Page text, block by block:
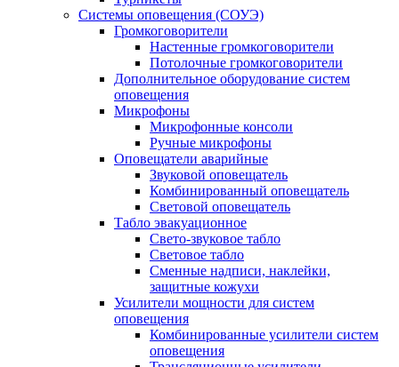
Системы оповещения (СОУЭ)
Громкоговорители
Настенные громкоговорители
Потолочные громкоговорители
Дополнительное оборудование систем
оповещения
Микрофоны
Микрофонные консоли
Ручные микрофоны
Оповещатели аварийные
Звуковой оповещатель
Комбинированный оповещатель
Световой оповещатель
Табло эвакуационное
Свето-звуковое табло
Световое табло
Сменные надписи, наклейки,
защитные кожухи
Усилители мощности для систем
оповещения
Комбинированные усилители систем
оповещения